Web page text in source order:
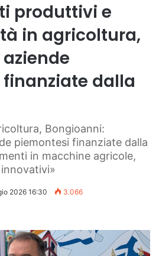
produttivi e
in agricoltura,
dalla
Bongioanni:
piemontesi finanziate dalla
in macchine agricole,
2026 16:30 3.066